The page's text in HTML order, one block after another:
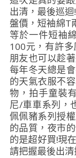
出清，最後巡
盤價，短袖綿T
等於一件短袖
100元，有許
朋友也可以趁
每年冬天總是
的天氣衣服不
物，拍手童裝
尼/車車系列，
佩佩豬系列授
的品質，夜市
的是超好買!現
請把握最後出